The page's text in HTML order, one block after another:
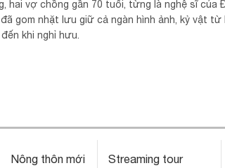
hai vợ chồng gần 70 tuổi, từng là nghệ sĩ của
gom nhặt lưu giữ cả ngàn hình ảnh, kỷ vật từ
khi nghỉ hưu.
Nông thôn mới Streaming tour